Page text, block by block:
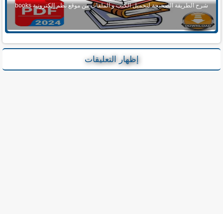
شرح الطريقة الصحيحة لتحميل الكتب و الملفات من موقع نظم إلكترونية books
إظهار التعليقات